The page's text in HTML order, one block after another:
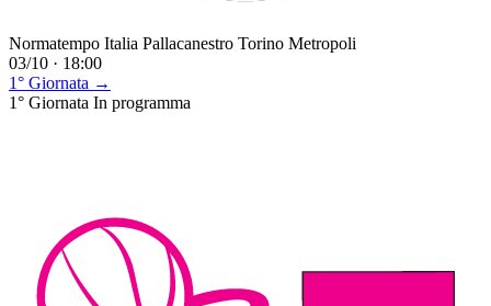
Normatempo Italia Pallacanestro Torino Metropoli
03/10 · 18:00
1° Giornata →
1° Giornata In programma